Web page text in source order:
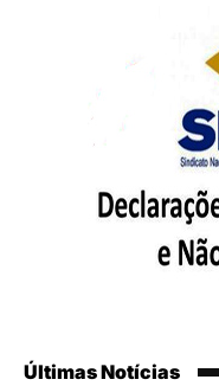
Últimas Notícias